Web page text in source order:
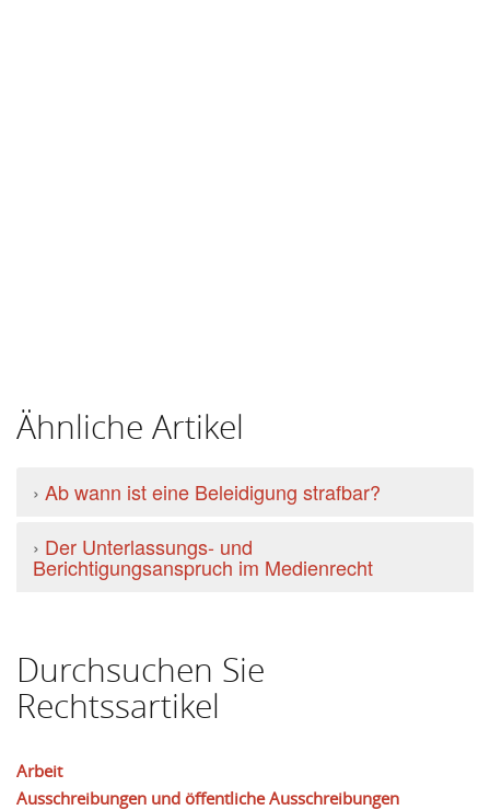
Ähnliche Artikel
› Ab wann ist eine Beleidigung strafbar?
› Der Unterlassungs- und
Berichtigungsanspruch im Medienrecht
Durchsuchen Sie
Rechtssartikel
Arbeit
Ausschreibungen und öffentliche Ausschreibungen